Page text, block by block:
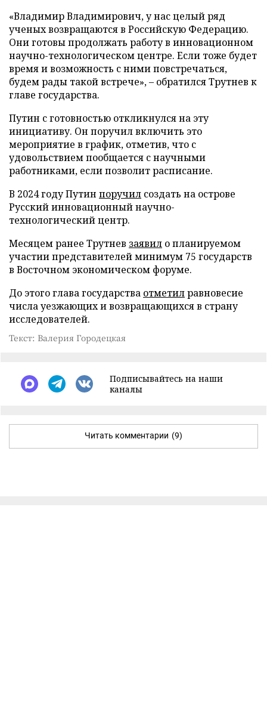
«Владимир Владимирович, у нас целый ряд
ученых возвращаются в Российскую Федерацию.
Они готовы продолжать работу в инновационном
научно-технологическом центре. Если тоже будет
время и возможность с ними повстречаться,
будем рады такой встрече», – обратился Трутнев к
главе государства.
Путин с готовностью откликнулся на эту
инициативу. Он поручил включить это
мероприятие в график, отметив, что с
удовольствием пообщается с научными
работниками, если позволит расписание.
В 2024 году Путин поручил создать на острове
Русский инновационный научно-
технологический центр.
Месяцем ранее Трутнев заявил о планируемом
участии представителей минимум 75 государств
в Восточном экономическом форуме.
До этого глава государства отметилравновесие
числа уезжающих и возвращающихся в страну
исследователей.
Текст: Валерия Городецкая
Подписывайтесь на наши
каналы
Читать комментарии (9)